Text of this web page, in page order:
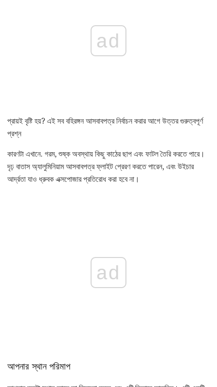
ad
প্রায়ই বৃষ্টি হয়? এই সব বহিরঙ্গন আসবাবপত্র নির্বাচন করার আগে উত্তর গুরুত্বপূর্ণ
প্রশ্ন
কারণটা এখানে. গরম, শুষ্ক অবস্থায় কিছু কাঠের ছাপ এবং ফাটল তৈরি করতে পারে।
দৃঢ় বাতাস অ্যালুমিনিয়াম আসবাবপত্র ফ্লাইট প্রেরণ করতে পারেন, এবং উইচার
আর্দ্রতা যাও ধ্রুবক এক্সপোজার প্রতিরোধ করা হবে না।
ad
আপনার স্থান পরিমাপ